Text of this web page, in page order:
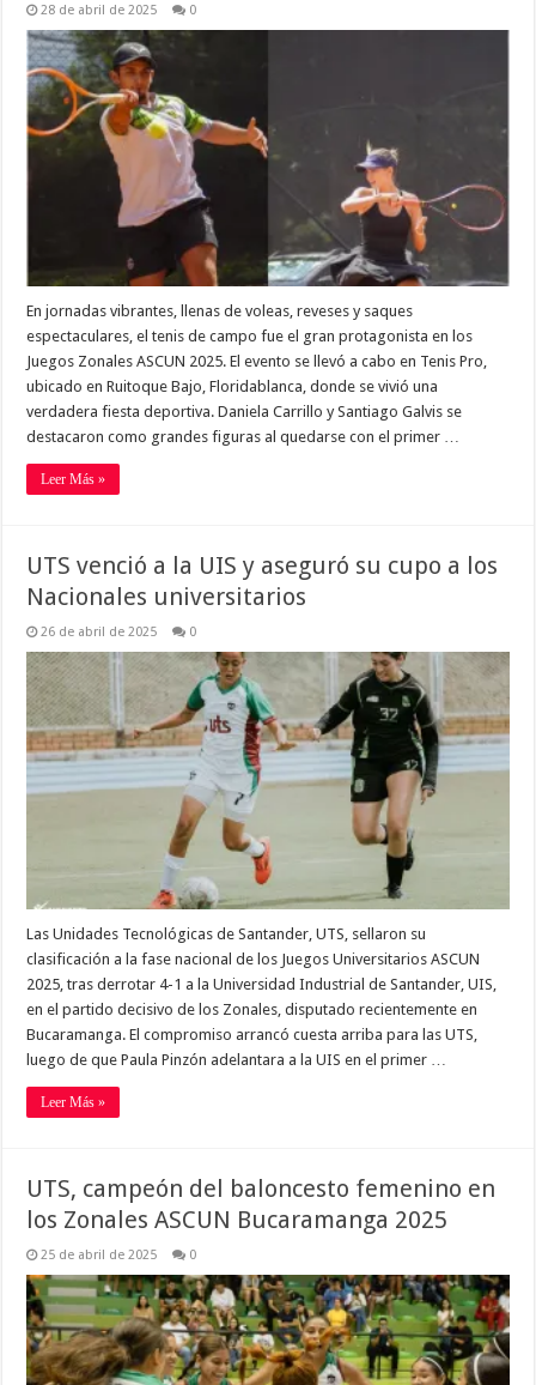
28 de abril de 2025 0
En jornadas vibrantes, llenas de voleas, reveses y saques
espectaculares, el tenis de campo fue el gran protagonista en los
Juegos Zonales ASCUN 2025. El evento se llevó a cabo en Tenis Pro,
ubicado en Ruitoque Bajo, Floridablanca, donde se vivió una
verdadera fiesta deportiva. Daniela Carrillo y Santiago Galvis se
destacaron como grandes figuras al quedarse con el primer …
Leer Más »
UTS venció a la UIS y aseguró su cupo a los
Nacionales universitarios
26 de abril de 2025 0
Las Unidades Tecnológicas de Santander, UTS, sellaron su
clasificación a la fase nacional de los Juegos Universitarios ASCUN
2025, tras derrotar 4-1 a la Universidad Industrial de Santander, UIS,
en el partido decisivo de los Zonales, disputado recientemente en
Bucaramanga. El compromiso arrancó cuesta arriba para las UTS,
luego de que Paula Pinzón adelantara a la UIS en el primer …
Leer Más »
UTS, campeón del baloncesto femenino en
los Zonales ASCUN Bucaramanga 2025
25 de abril de 2025 0